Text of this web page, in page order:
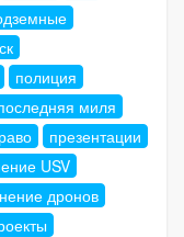
полиция
миля
презентации
USV
дронов